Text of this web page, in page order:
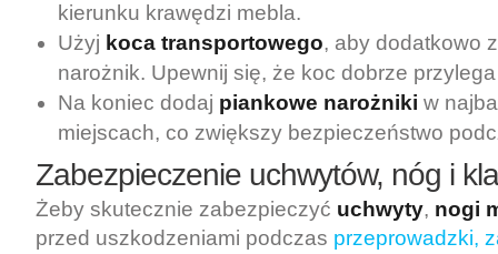
kierunku krawędzi mebla.
Użyj koca transportowego, aby dodatkowo
narożnik. Upewnij się, że koc dobrze
Na koniec dodaj piankowe narożniki w
miejscach, co zwiększy bezpieczeństwo
Zabezpieczenie uchwytów, nóg i
Żeby skutecznie zabezpieczyć uchwyty, nogi
przed uszkodzeniami podczas przeprowadzki,